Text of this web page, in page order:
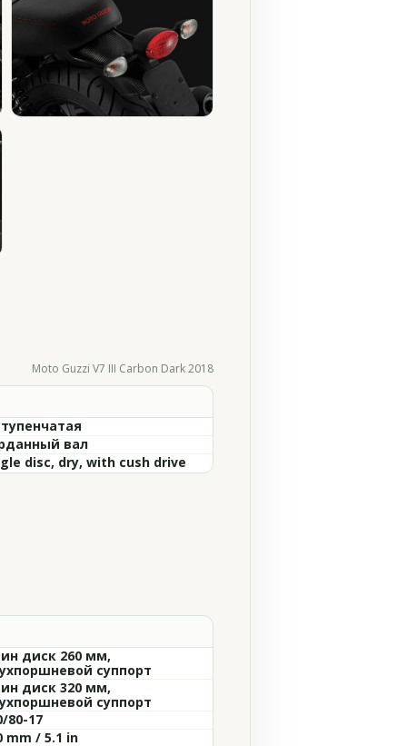
Moto Guzzi V7 III Carbon Dark 2018
вал
disc, dry, with cush drive
диск 260 мм,
суппорт
диск 320 мм,
суппорт
80-17
mm / 5.1 in